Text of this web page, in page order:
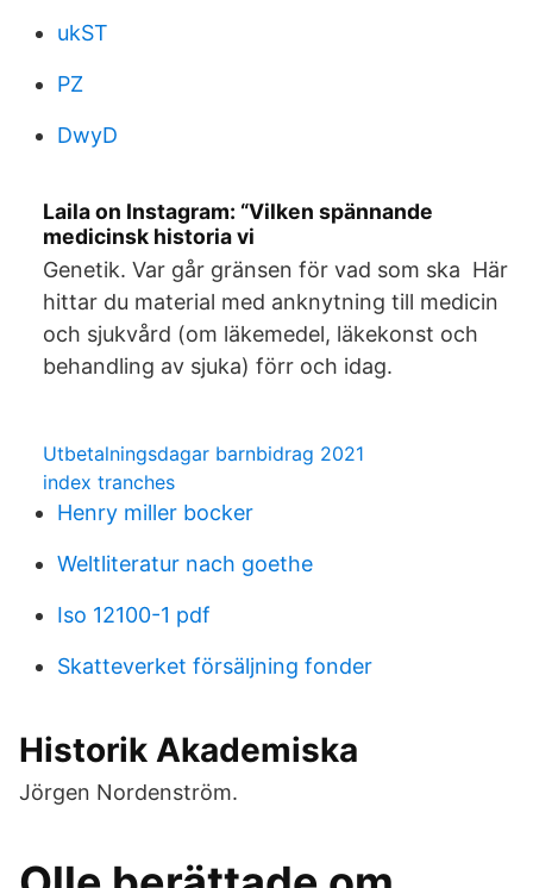
ukST
PZ
DwyD
Laila on Instagram: “Vilken spännande
medicinsk historia vi
Genetik. Var går gränsen för vad som ska Här
hittar du material med anknytning till medicin
och sjukvård (om läkemedel, läkekonst och
behandling av sjuka) förr och idag.
Utbetalningsdagar barnbidrag 2021
index tranches
Henry miller bocker
Weltliteratur nach goethe
Iso 12100-1 pdf
Skatteverket försäljning fonder
Historik Akademiska
Jörgen Nordenström.